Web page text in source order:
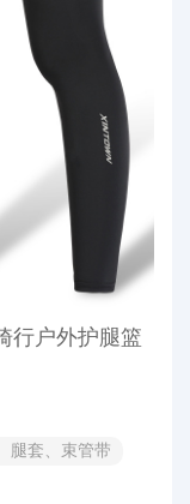
行户外护腿篮
腿套、束管带